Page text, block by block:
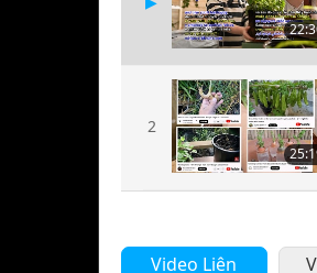
2
Video Liên